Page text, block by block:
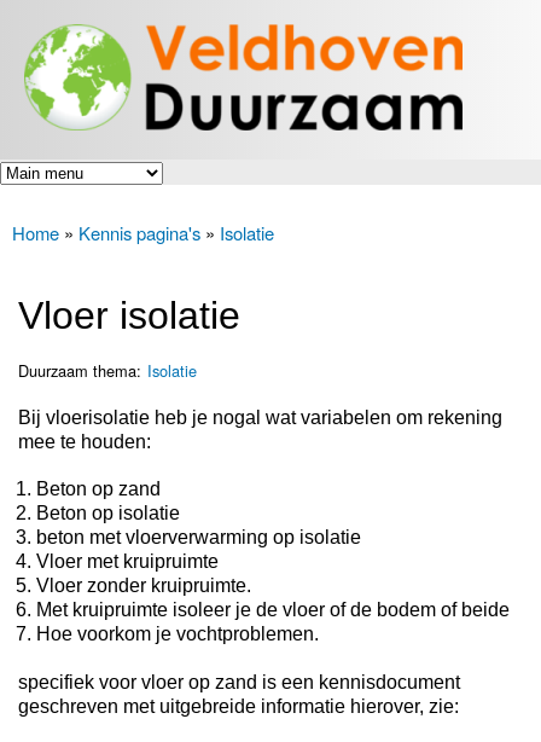
en naar
de inhoud
gaan
Veldhoven
Duurzaam
Energiek
naar de
toekomst
U bent hier
Home » Kennis pagina's » Isolatie
Vloer isolatie
Duurzaam thema: Isolatie
Bij vloerisolatie heb je nogal wat variabelen om rekening
mee te houden:
Beton op zand
Beton op isolatie
beton met vloerverwarming op isolatie
Vloer met kruipruimte
Vloer zonder kruipruimte.
Met kruipruimte isoleer je de vloer of de bodem of beide
Hoe voorkom je vochtproblemen.
specifiek voor vloer op zand is een kennisdocument
geschreven met uitgebreide informatie hierover, zie: